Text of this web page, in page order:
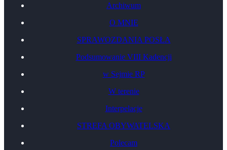
Archiwum
O MNIE
SPRAWOZDANIA POSŁA
Podsumowanie VIII Kadencji
w Sejmie RP
W terenie
Interpelacje
STREFA OBYWATELSKA
Polecam